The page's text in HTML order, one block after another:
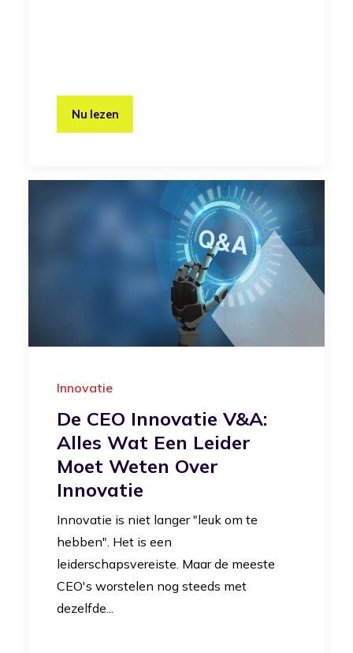
Nu lezen
Innovatie
De CEO Innovatie V&A:
Alles Wat Een Leider
Moet Weten Over
Innovatie
Innovatie is niet langer "leuk om te
hebben". Het is een
leiderschapsvereiste. Maar de meeste
CEO's worstelen nog steeds met
dezelfde...